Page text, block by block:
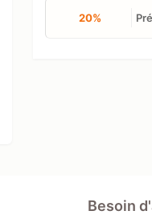
20%
Besoin